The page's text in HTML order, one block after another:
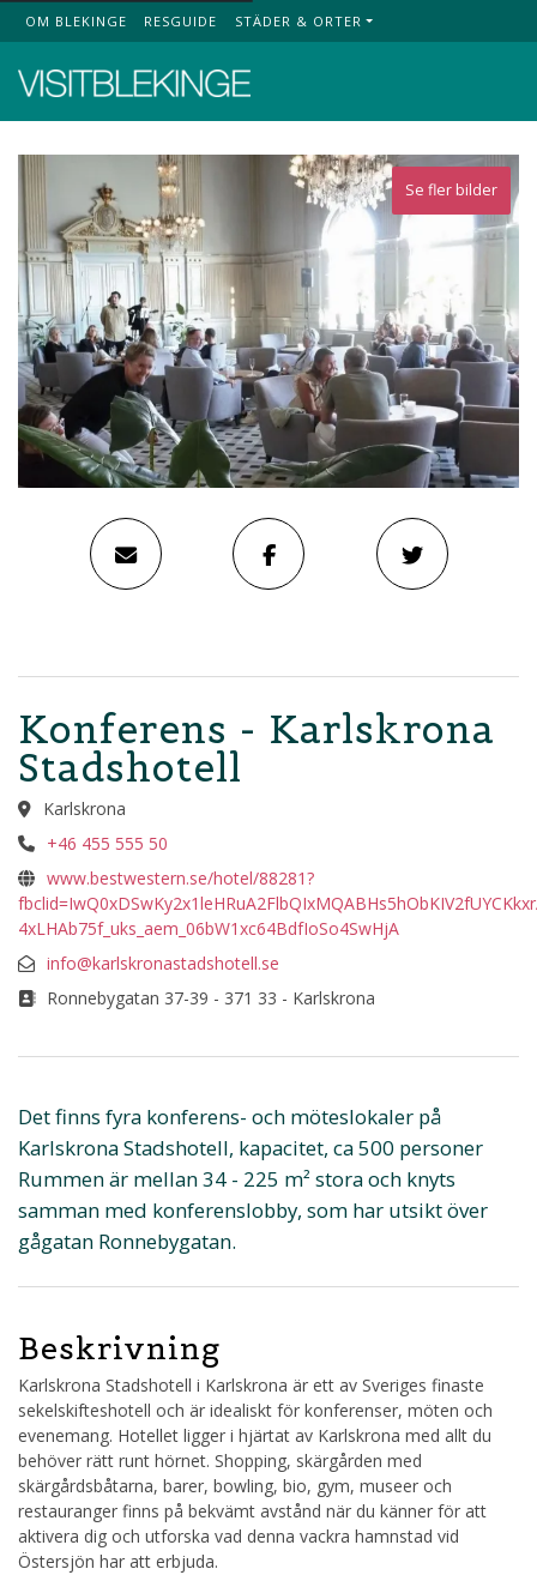
Top Menu
OM BLEKINGE RESGUIDE STÄDER & ORTER
Se fler bilder
Konferens - Karlskrona
Stadshotell
Karlskrona
+46 455 555 50
www.bestwestern.se/hotel/88281?
4xLHAb75f_uks_aem_06bW1xc64BdfIoSo4SwHjA
info@karlskronastadshotell.se
Ronnebygatan 37-39 - 371 33 - Karlskrona
Det finns fyra konferens- och möteslokaler på
Karlskrona Stadshotell, kapacitet, ca 500 personer
Rummen är mellan 34 - 225 m² stora och knyts
samman med konferenslobby, som har utsikt över
gågatan Ronnebygatan.
Beskrivning
Karlskrona Stadshotell i Karlskrona är ett av Sveriges finaste
sekelskifteshotell och är idealiskt för konferenser, möten och
evenemang. Hotellet ligger i hjärtat av Karlskrona med allt du
behöver rätt runt hörnet. Shopping, skärgården med
skärgårdsbåtarna, barer, bowling, bio, gym, museer och
restauranger finns på bekvämt avstånd när du känner för att
aktivera dig och utforska vad denna vackra hamnstad vid
Östersjön har att erbjuda.